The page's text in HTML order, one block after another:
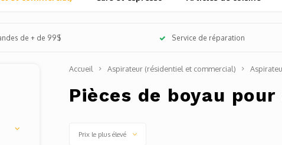
de + de 99$ Service de réparation
Accueil Aspirateur (résidentiel et commercial)
Pièces de boyau
Prix le plus élevé